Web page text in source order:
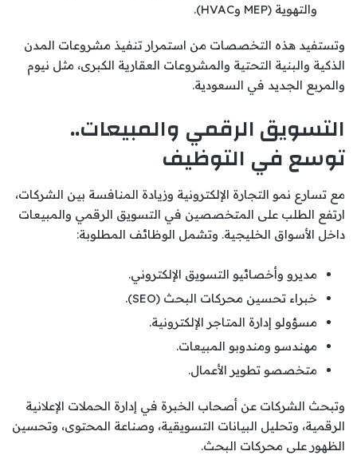
والتهوية (MEP وHVAC).
وتستفيد هذه التخصصات من استمرار تنفيذ مشروعات المدن
الذكية والبنية التحتية والمشروعات العقارية الكبرى، مثل نيوم
والمربع الجديد في السعودية.
التسويق الرقمي والمبيعات..
توسع في التوظيف
مع تسارع نمو التجارة الإلكترونية وزيادة المنافسة بين الشركات،
ارتفع الطلب على المتخصصين في التسويق الرقمي والمبيعات
داخل الأسواق الخليجية. وتشمل الوظائف المطلوبة:
مديرو وأخصائيو التسويق الإلكتروني.
خبراء تحسين محركات البحث (SEO).
مسؤولو إدارة المتاجر الإلكترونية.
مهندسو ومندوبو المبيعات.
متخصصو تطوير الأعمال.
وتبحث الشركات عن أصحاب الخبرة في إدارة الحملات الإعلانية
الرقمية، وتحليل البيانات التسويقية، وصناعة المحتوى، وتحسين
الظهور على محركات البحث.